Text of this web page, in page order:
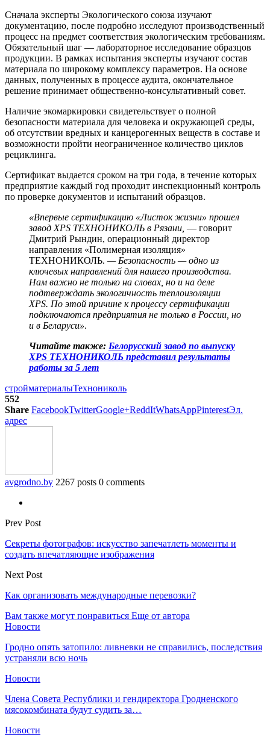
Сначала эксперты Экологического союза изучают
документацию, после подробно исследуют производственный
процесс на предмет соответствия экологическим требованиям.
Обязательный шаг — лабораторное исследование образцов
продукции. В рамках испытания эксперты изучают состав
материала по широкому комплексу параметров. На основе
данных, полученных в процессе аудита, окончательное
решение принимает общественно-консультативный совет.
Наличие экомаркировки свидетельствует о полной
безопасности материала для человека и окружающей среды,
об отсутствии вредных и канцерогенных веществ в составе и
возможности пройти неограниченное количество циклов
рециклинга.
Сертификат выдается сроком на три года, в течение которых
предприятие каждый год проходит инспекционный контроль
по проверке документов и испытаний образцов.
«Впервые сертификацию «Листок жизни» прошел
завод XPS ТЕХНОНИКОЛЬ в Рязани, — говорит
Дмитрий Рындин, операционный директор
направления «Полимерная изоляция»
ТЕХНОНИКОЛЬ. — Безопасность — одно из
ключевых направлений для нашего производства.
Нам важно не только на словах, но и на деле
подтверждать экологичность теплоизоляции
XPS. По этой причине к процессу сертификации
подключаются предприятия не только в России, но
и в Беларуси».
Читайте также: Белорусский завод по выпуску
XPS ТЕХНОНИКОЛЬ представил результаты
работы за 5 лет
стройматериалыТехнониколь
552
Share FacebookTwitterGoogle+ReddItWhatsAppPinterestЭл.
адрес
avgrodno.by 2267 posts 0 comments
Prev Post
Секреты фотографов: искусство запечатлеть моменты и
создать впечатляющие изображения
Next Post
Как организовать международные перевозки?
Вам также могут понравиться Еще от автора
Новости
Гродно опять затопило: ливневки не справились, последствия
устраняли всю ночь
Новости
Члена Совета Республики и гендиректора Гродненского
мясокомбината будут судить за…
Новости